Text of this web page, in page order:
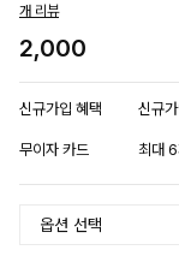
개 리뷰
2,000
신규가입 혜택 신규
무이자 카드 최대